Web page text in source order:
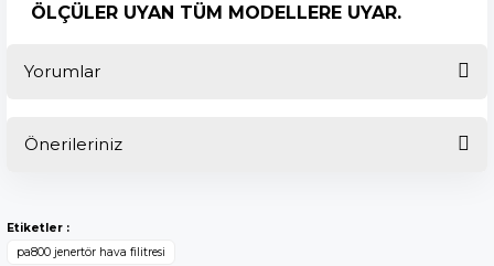
ÖLÇÜLER UYAN TÜM MODELLERE UYAR.
Yorumlar
Önerileriniz
kullanarak tarafımıza iletebilirsiniz.
Görüş ve önerileriniz için teşekkür ederiz.
Etiketler :
pa800 jenertör hava filitresi